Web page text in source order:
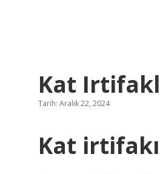
Kat
Tarih: Aralık 22, 2024
Kat